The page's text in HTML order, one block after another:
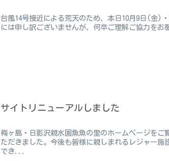
台風14号接近による荒天のため、本日10月9日(金)
には申し訳ございませんが、何卒ご理解ご協力をお
サイトリニューアルしました
梅ヶ島・日影沢親水園魚魚の里のホームページを
ただきました。今後も皆様に親しまれるレジャー
でき...